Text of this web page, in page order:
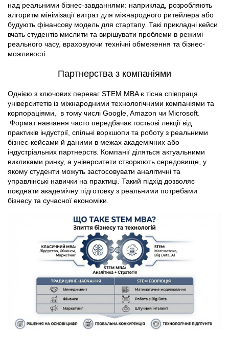
над реальними бізнес-завданнями: наприклад, розробляють
алгоритм мінімізації витрат для міжнародного ритейлера або
будують фінансову модель для стартапу. Такі прикладні кейси
вчать студентів мислити та вирішувати проблеми в режимі
реального часу, враховуючи технічні обмеження та бізнес-
можливості.
Партнерства з компаніями
Однією з ключових переваг STEM MBA є тісна співпраця
університетів із міжнародними технологічними компаніями та
корпораціями, в тому числі Google, Amazon чи Microsoft.
Формат навчання часто передбачає гостьові лекції від
практиків індустрії, спільні воркшопи та роботу з реальними
бізнес-кейсами й даними в межах академічних або
індустріальних партнерств. Компанії діляться актуальними
викликами ринку, а університети створюють середовище, у
якому студенти можуть застосовувати аналітичні та
управлінські навички на практиці. Такий підхід дозволяє
поєднати академічну підготовку з реальними потребами
бізнесу та сучасної економіки.